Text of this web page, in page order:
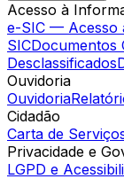
Acesso à
e-SIC — Acesso
SICDocumentos
Desclassificados
Ouvidoria
Ouvidoria
Cidadão
Carta de
Privacidade e
LGPD e